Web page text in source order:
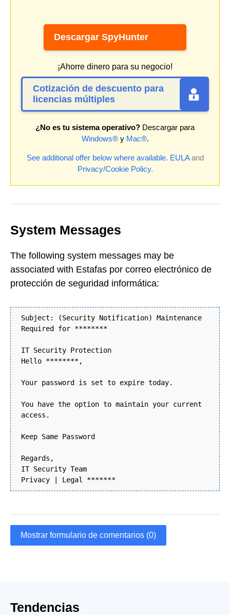
Descargar SpyHunter
¡Ahorre dinero para su negocio!
Cotización de descuento para
licencias múltiples
¿No es tu sistema operativo? Descargar para
Windows®y Mac®.
See additional offer below where available. EULAand
Privacy/Cookie Policy.
System Messages
The following system messages may be
associated with Estafas por correo electrónico de
protección de seguridad informática:
Subject: (Security Notification) Maintenance
Required for ********
IT Security Protection
Hello ********,
Your password is set to expire today.
You have the option to maintain your current
access.
Keep Same Password
Regards,
IT Security Team
Privacy | Legal *******
Mostrar formulario de comentarios (0)
Tendencias